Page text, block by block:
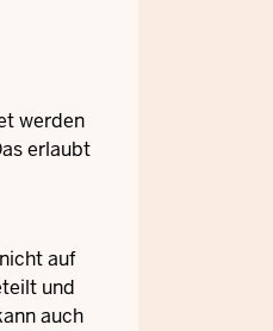
werden
erlaubt
auf
und
auch